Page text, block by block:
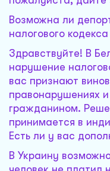
Возможна ли
налогового кодекса
Здравствуйте! В
нарушение
вас признают
правонарушениях
гражданином.
принимается в
Есть ли у вас
В Украину